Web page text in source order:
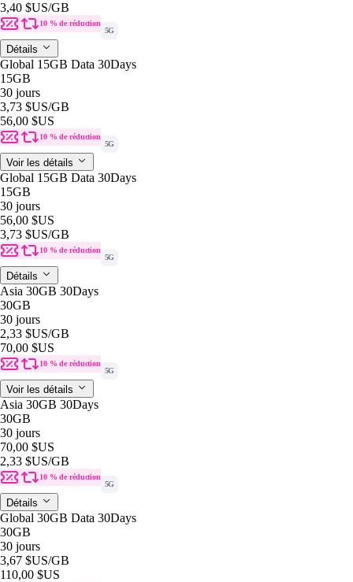
3,40 $US/GB
10 % de réduction
5G
Détails
Global 15GB Data 30Days
15GB
30 jours
3,73 $US/GB
56,00 $US
10 % de réduction
5G
Voir les détails
Global 15GB Data 30Days
15GB
30 jours
56,00 $US
3,73 $US/GB
10 % de réduction
5G
Détails
Asia 30GB 30Days
30GB
30 jours
2,33 $US/GB
70,00 $US
10 % de réduction
5G
Voir les détails
Asia 30GB 30Days
30GB
30 jours
70,00 $US
2,33 $US/GB
10 % de réduction
5G
Détails
Global 30GB Data 30Days
30GB
30 jours
3,67 $US/GB
110,00 $US